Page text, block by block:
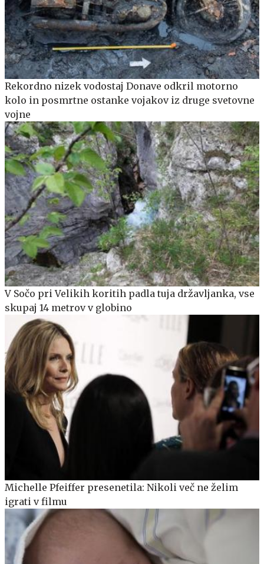
Rekordno nizek vodostaj Donave odkril motorno
kolo in posmrtne ostanke vojakov iz druge svetovne
vojne
V Sočo pri Velikih koritih padla tuja državljanka, vse
skupaj 14 metrov v globino
Michelle Pfeiffer presenetila: Nikoli več ne želim
igrati v filmu